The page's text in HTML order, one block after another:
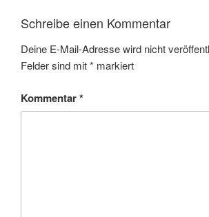
Schreibe einen Kommentar
Deine E-Mail-Adresse wird nicht
Felder sind mit* markiert
Kommentar*